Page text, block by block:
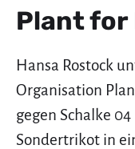
Plant
Hansa Rostock
Organisation
gegen Schalke
Sondertrikot in